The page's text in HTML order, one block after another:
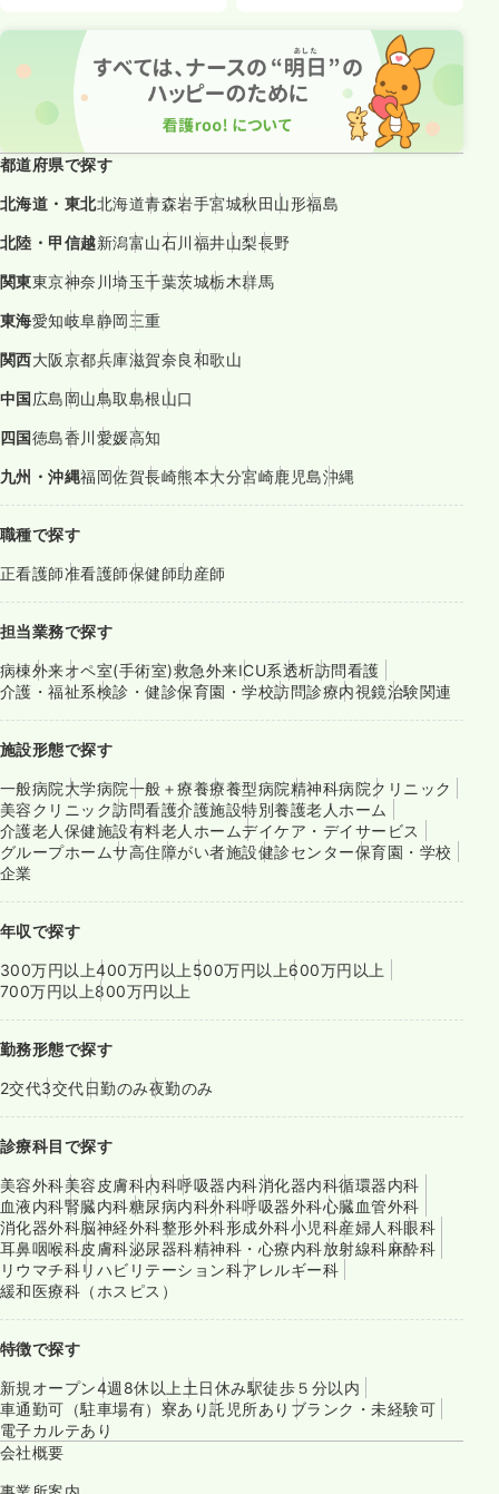
都道府県で探す
北海道・東北北海道青森岩手宮城秋田山形福島
北陸・甲信越新潟富山石川福井山梨長野
関東東京神奈川埼玉千葉茨城栃木群馬
東海愛知岐阜静岡三重
関西大阪京都兵庫滋賀奈良和歌山
中国広島岡山鳥取島根山口
四国徳島香川愛媛高知
九州・沖縄福岡佐賀長崎熊本大分宮崎鹿児島沖縄
職種で探す
正看護師准看護師保健師助産師
担当業務で探す
病棟外来オペ室(手術室)救急外来ICU系透析訪問看護
介護・福祉系検診・健診保育園・学校訪問診療内視鏡治験関連
施設形態で探す
一般病院大学病院一般＋療養療養型病院精神科病院クリニック
美容クリニック訪問看護介護施設特別養護老人ホーム
介護老人保健施設有料老人ホームデイケア・デイサービス
グループホームサ高住障がい者施設健診センター保育園・学校
企業
年収で探す
300万円以上400万円以上 500万円以上600万円以上
700万円以上800万円以上
勤務形態で探す
2交代3交代日勤のみ夜勤のみ
診療科目で探す
美容外科美容皮膚科内科呼吸器内科消化器内科循環器内科
血液内科腎臓内科糖尿病内科外科呼吸器外科心臓血管外科
消化器外科脳神経外科整形外科形成外科小児科産婦人科眼科
耳鼻咽喉科皮膚科泌尿器科精神科・心療内科放射線科麻酔科
リウマチ科リハビリテーション科アレルギー科
緩和医療科（ホスピス）
特徴で探す
新規オープン4週8休以上 土日休み駅徒歩５分以内
車通勤可（駐車場有） 寮あり託児所あり ブランク・未経験可
電子カルテあり
会社概要